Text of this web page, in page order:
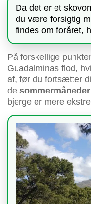
Da det er et
du være forsigtig
findes om foråret,
På forskellige
Guadalminas flod,
af, før du fortsætter
de sommermåneder
bjerge er mere